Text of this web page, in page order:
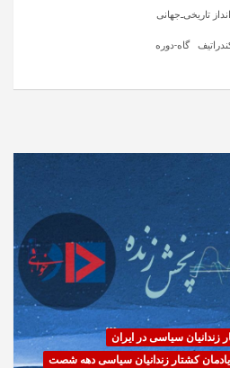
تاریخی‌ـ‌جهانی
گاه-دوره
سیاسی در ایران
یادمان کشتار زندانیان سیاسی دهه شصت